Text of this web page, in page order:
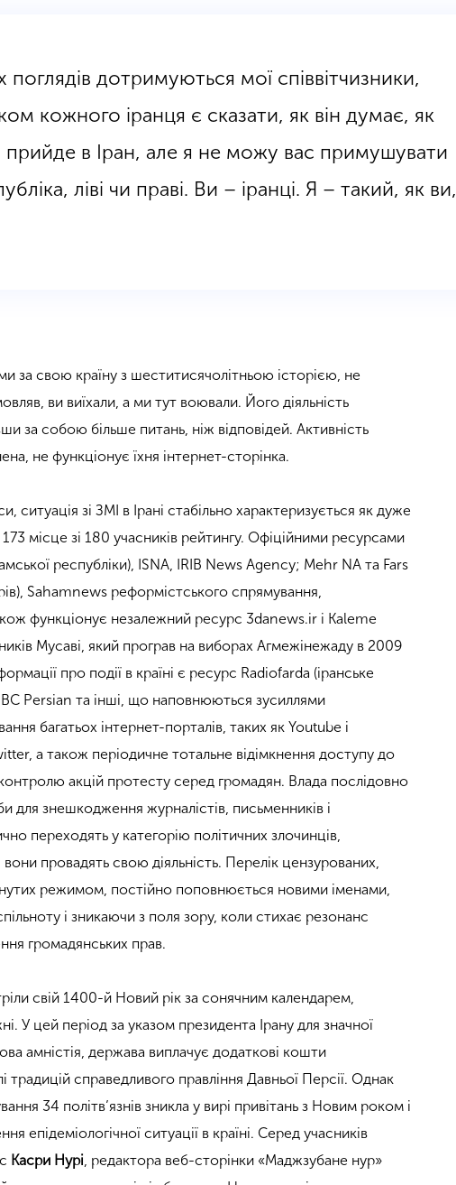
дотримуються мої співвітчизники,
кожного іранця є сказати, як він думає, як
в Іран, але я не можу вас примушувати
ліві чи праві. Ви – іранці. Я – такий, як ви,
за свою країну з шеститисячолітньою історією, не
ви виїхали, а ми тут воювали. Його діяльність
за собою більше питань, ніж відповідей. Активність
не функціонує їхня інтернет-сторінка.
ситуація зі ЗМІ в Ірані стабільно характеризується як дуже
місце зі 180 учасників рейтингу. Офіційними ресурсами
республіки), ISNA, IRIB News Agency; Mehr NA та Fars
Sahamnews реформістського спрямування,
функціонує незалежний ресурс 3danews.ir і Kaleme
Мусаві, який програв на виборах Агмежінежаду в 2009
про події в країні є ресурс Radiofarda (іранське
Persian та інші, що наповнюються зусиллями
багатьох інтернет-порталів, таких як Youtube і
а також періодичне тотальне відімкнення доступу до
акцій протесту серед громадян. Влада послідовно
для знешкодження журналістів, письменників і
переходять у категорію політичних злочинців,
вони провадять свою діяльність. Перелік цензурованих,
режимом, постійно поповнюється новими іменами,
і зникаючи з поля зору, коли стихає резонанс
громадянських прав.
свій 1400-й Новий рік за сонячним календарем,
У цей період за указом президента Ірану для значної
амністія, держава виплачує додаткові кошти
традицій справедливого правління Давньої Персії. Однак
34 політв’язнів зникла у вирі привітань з Новим роком і
ситуації в країні. Серед учасників
Касри Нурі, редактора веб-сторінки «Маджзубане нур»